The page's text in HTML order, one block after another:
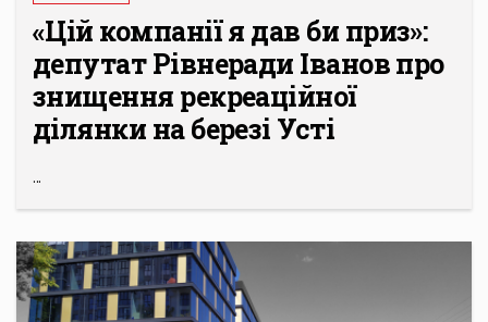
«Цій компанії я дав би приз»:
депутат Рівнеради Іванов про
знищення рекреаційної
ділянки на березі Усті
...